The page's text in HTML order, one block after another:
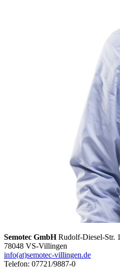
Semotec GmbHRudolf-Diesel-Str. 1
78048 VS-Villingen
info(at)semotec-villingen.de
Telefon: 07721/9887-0